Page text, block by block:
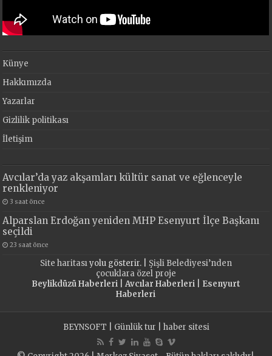
Künye
Hakkımızda
Yazarlar
Gizlilik politikası
İletişim
Avcılar’da yaz akşamları kültür sanat ve eğlenceyle
renkleniyor
3 saat önce
Alparslan Erdoğan yeniden MHP Esenyurt İlçe Başkanı
seçildi
23 saat önce
Site haritasıyolu gösterir. | Şişli Belediyesi’nden
çocuklara özel proje
Beylikdüzü Haberleri| Avcılar Haberleri| Esenyurt
Haberleri
BEYNSOFT Günlük tur haber sitesi